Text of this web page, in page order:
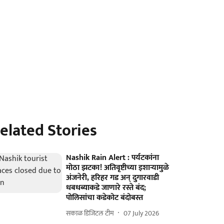
Stories
Nashik Rain Alert : पर्यटकांना
मोठा झटका! अतिवृष्टीच्या इशाऱ्यामुळे
अंजनेरी, हरिहर गड अन् दुगारवाडी
धबधब्याकडे जाणारे रस्ते बंद;
पोलिसांचा कडेकोट बंदोबस्त
सकाळ डिजिटल टीम 07 July 2026